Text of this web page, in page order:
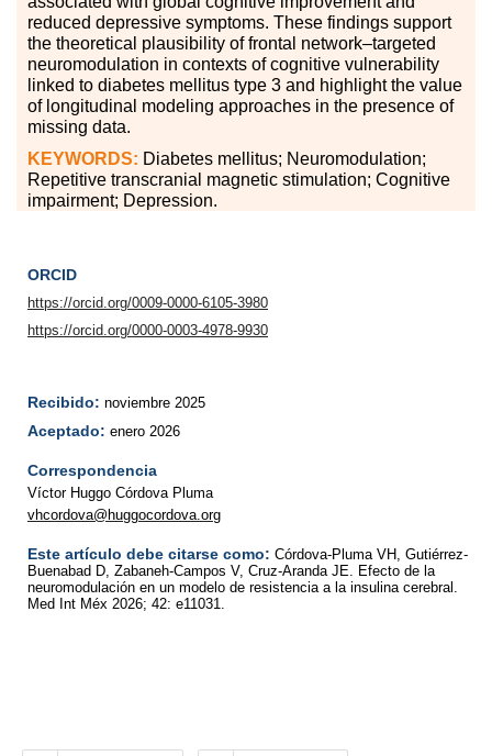
reduced depressive symptoms. These findings support
the theoretical plausibility of frontal network–targeted
neuromodulation in contexts of cognitive vulnerability
linked to diabetes mellitus type 3 and highlight the value
of longitudinal modeling approaches in the presence of
missing data.
KEYWORDS: Diabetes mellitus; Neuromodulation;
Repetitive transcranial magnetic stimulation; Cognitive
impairment; Depression.
ORCID
https://orcid.org/0009-0000-6105-3980
https://orcid.org/0000-0003-4978-9930
Recibido: noviembre 2025
Aceptado: enero 2026
Correspondencia
Víctor Huggo Córdova Pluma
vhcordova@huggocordova.org
Este artículo debe citarse como: Córdova-Pluma VH, Gutiérrez-
Buenabad D, Zabaneh-Campos V, Cruz-Aranda JE. Efecto de la
neuromodulación en un modelo de resistencia a la insulina cerebral.
Med Int Méx 2026; 42: e11031.